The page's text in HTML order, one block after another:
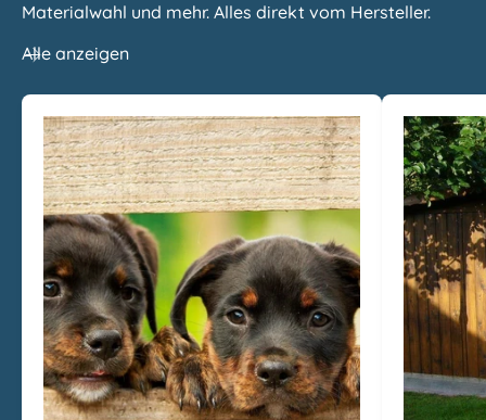
Materialwahl und mehr. Alles direkt vom Hersteller.
Alle anzeigen